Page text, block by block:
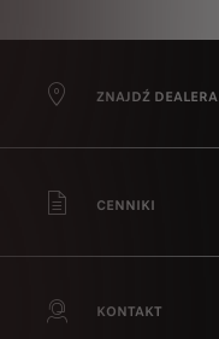
ZNAJDŹ DEALERA
CENNIKI
KONTAKT